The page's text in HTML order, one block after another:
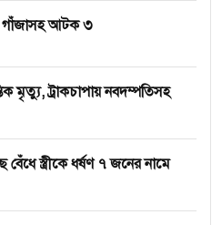
গাঁজাসহ আটক ৩
মৃত্যু, ট্রাকচাপায় নবদম্পতিসহ
বেঁধে স্ত্রীকে ধর্ষণ ৭ জনের নামে